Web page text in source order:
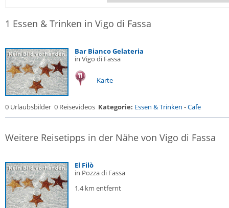
1 Essen & Trinken in Vigo di Fassa
Bar Bianco Gelateria
in Vigo di Fassa
Karte
0 Urlaubsbilder 0 Reisevideos Kategorie: Essen & Trinken -Cafe
Weitere Reisetipps in der Nähe von Vigo di Fassa
El Filò
in Pozza di Fassa
1,4 km entfernt